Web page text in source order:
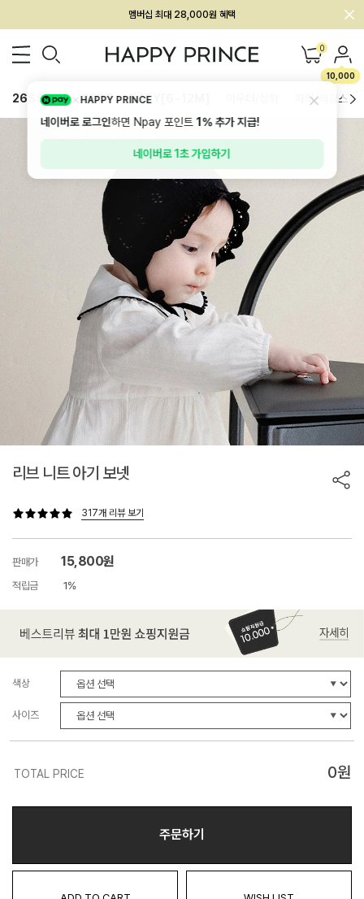
회원전용 아울렛, 가입하면 ~60% 할인!
멤버십 최대 28,000원 혜택 0
10,000
26SS 신상 BEST BABY[6~12M] 하의/레깅스
리브 니트 아기 보넷
317개 리뷰 보기
판매가 15,800원
적립금 1%
색상
사이즈
TOTAL PRICE 0원
주문하기
HAPPY PRINCE
네이버로 로그인하면 Npay 포인트1%추가 지급!
네이버로 1초 가입하기